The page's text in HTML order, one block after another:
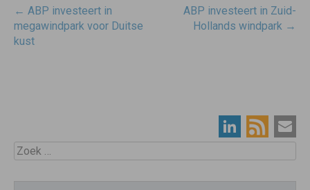
Post
navigatie
← ABP investeert in
megawindpark voor Duitse
kust
ABP investeert in Zuid-
Hollands windpark →
Zoek